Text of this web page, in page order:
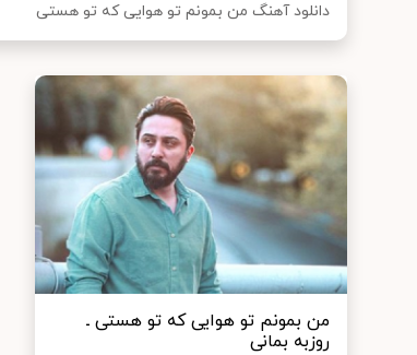
دانلود آهنگ من بمونم تو هوایی که تو هستی
من بمونم تو هوایی که تو هستی ـ
روزبه بمانی